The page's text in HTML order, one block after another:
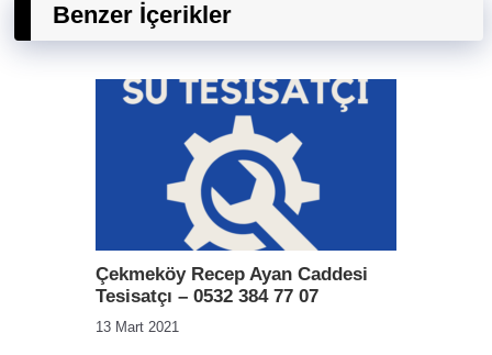
Benzer İçerikler
Çekmeköy Recep Ayan Caddesi
Tesisatçı – 0532 384 77 07
13 Mart 2021